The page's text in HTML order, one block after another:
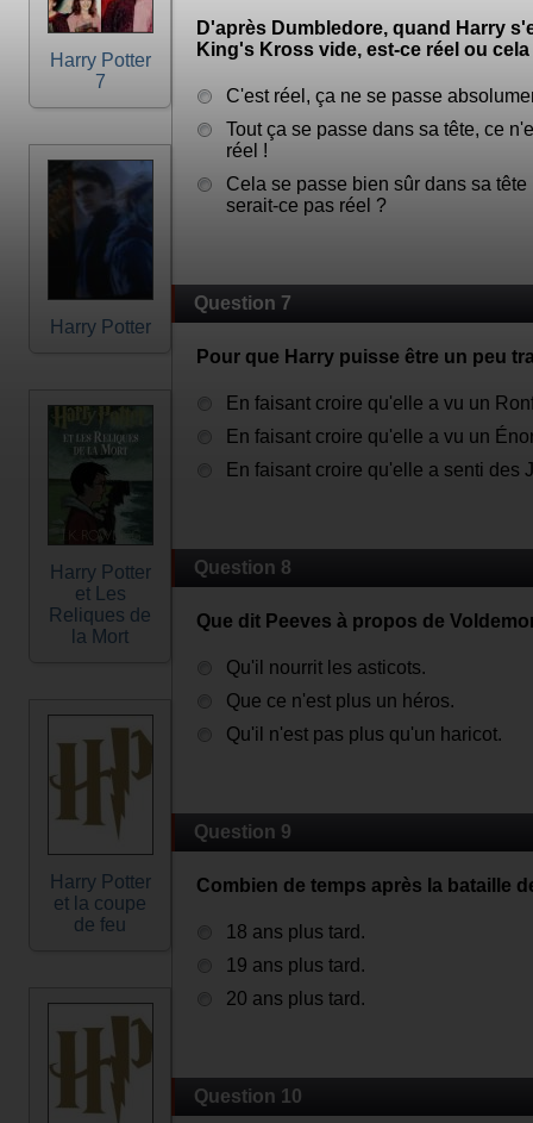
Harry Potter
7
Harry Potter
Harry Potter
et Les
Reliques de
la Mort
Harry Potter
et la coupe
de feu
D'après Dumbledore, quand Harry
King's Kross vide, est-ce réel ou
C'est réel, ça ne se passe
Tout ça se passe dans sa tête, ce
réel !
Cela se passe bien sûr dans sa
serait-ce pas réel ?
Question 7
Pour que Harry puisse être un peu
En faisant croire qu'elle a vu un
En faisant croire qu'elle a vu un
En faisant croire qu'elle a senti des
Question 8
Que dit Peeves à propos de
Qu'il nourrit les asticots.
Que ce n'est plus un héros.
Qu'il n'est pas plus qu'un haricot.
Question 9
Combien de temps après la bataille
18 ans plus tard.
19 ans plus tard.
20 ans plus tard.
Question 10